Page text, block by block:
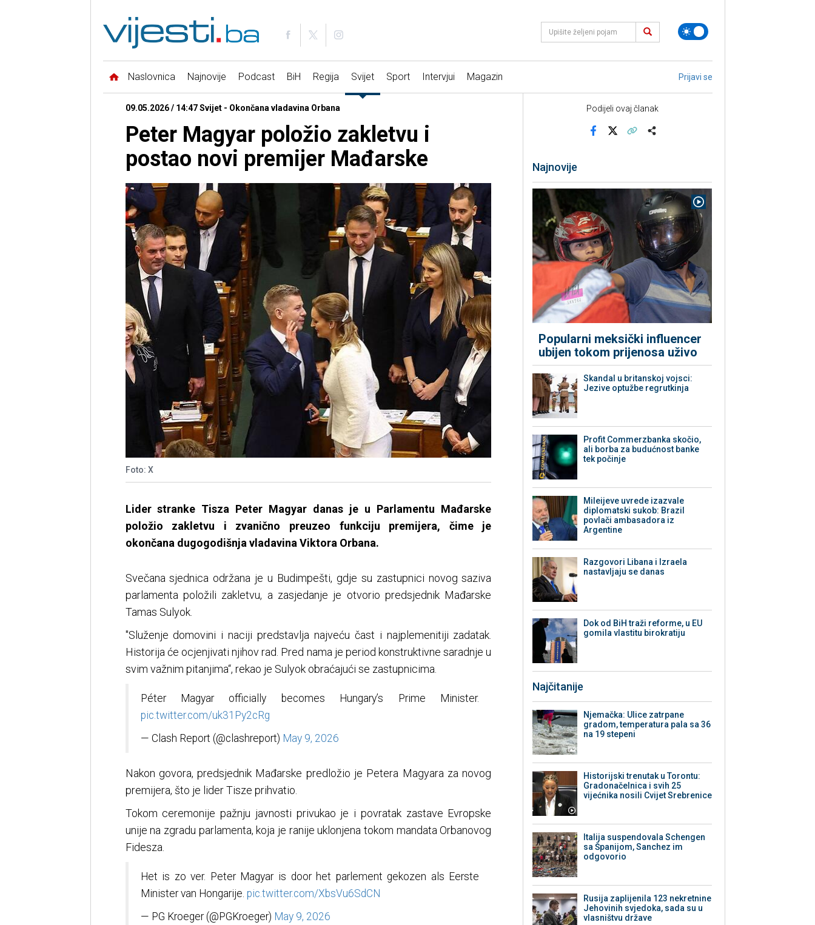
Naslovnica Najnovije Podcast BiH Regija Svijet Sport Intervjui Magazin Prijavi se
09.05.2026 / 14:47 Svijet - Okončana vladavina Orbana
Peter Magyar položio zakletvu i
postao novi premijer Mađarske
Foto: X
Lider stranke Tisza Peter Magyar danas je u Parlamentu Mađarske
položio zakletvu i zvanično preuzeo funkciju premijera, čime je
okončana dugogodišnja vladavina Viktora Orbana.
Svečana sjednica održana je u Budimpešti, gdje su zastupnici novog saziva
parlamenta položili zakletvu, a zasjedanje je otvorio predsjednik Mađarske
Tamas Sulyok.
"Služenje domovini i naciji predstavlja najveću čast i najplemenitiji zadatak.
Historija će ocjenjivati njihov rad. Pred nama je period konstruktivne saradnje u
svim važnim pitanjima“, rekao je Sulyok obraćajući se zastupnicima.
Péter Magyar officially becomes Hungary’s Prime Minister.
pic.twitter.com/uk31Py2cRg
— Clash Report (@clashreport) May 9, 2026
Nakon govora, predsjednik Mađarske predložio je Petera Magyara za novog
premijera, što je lider Tisze prihvatio.
Tokom ceremonije pažnju javnosti privukao je i povratak zastave Evropske
unije na zgradu parlamenta, koja je ranije uklonjena tokom mandata Orbanovog
Fidesza.
Het is zo ver. Peter Magyar is door het parlement gekozen als Eerste
Minister van Hongarije. pic.twitter.com/XbsVu6SdCN
— PG Kroeger (@PGKroeger) May 9, 2026
Podijeli ovaj članak
Najnovije
Popularni meksički influencer
ubijen tokom prijenosa uživo
Skandal u britanskoj vojsci:
Jezive optužbe regrutkinja
Profit Commerzbanka skočio,
ali borba za budućnost banke
tek počinje
Mileijeve uvrede izazvale
diplomatski sukob: Brazil
povlači ambasadora iz
Argentine
Razgovori Libana i Izraela
nastavljaju se danas
Dok od BiH traži reforme, u EU
gomila vlastitu birokratiju
Najčitanije
Njemačka: Ulice zatrpane
gradom, temperatura pala sa 36
na 19 stepeni
Historijski trenutak u Torontu:
Gradonačelnica i svih 25
vijećnika nosili Cvijet Srebrenice
Italija suspendovala Schengen
sa Španijom, Sanchez im
odgovorio
Rusija zaplijenila 123 nekretnine
Jehovinih svjedoka, sada su u
vlasništvu države